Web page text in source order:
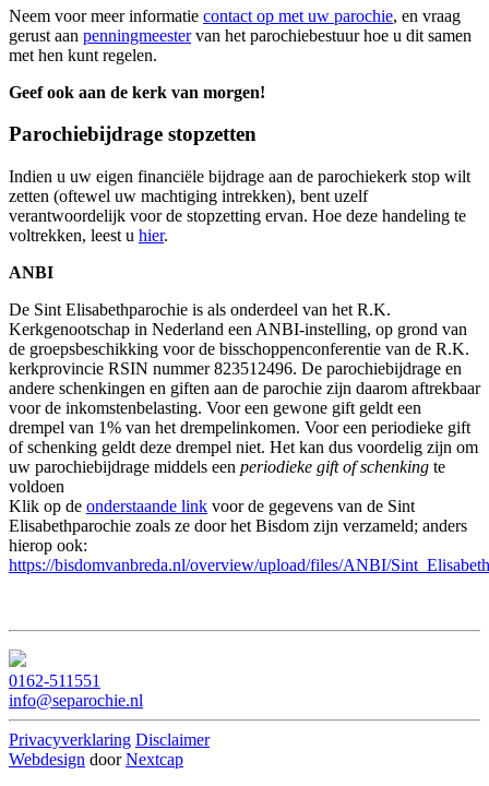
Neem voor meer informatie contact op met uw parochie, en vraag
gerust aan penningmeestervan het parochiebestuur hoe u dit samen
met hen kunt regelen.
Geef ook aan de kerk van morgen!
Parochiebijdrage stopzetten
Indien u uw eigen financiële bijdrage aan de parochiekerk stop wilt
zetten (oftewel uw machtiging intrekken), bent uzelf
verantwoordelijk voor de stopzetting ervan. Hoe deze handeling te
voltrekken, leest u hier.
ANBI
De Sint Elisabethparochie is als onderdeel van het R.K.
Kerkgenootschap in Nederland een ANBI-instelling, op grond van
de groepsbeschikking voor de bisschoppenconferentie van de R.K.
kerkprovincie RSIN nummer 823512496. De parochiebijdrage en
andere schenkingen en giften aan de parochie zijn daarom aftrekbaar
voor de inkomstenbelasting. Voor een gewone gift geldt een
drempel van 1% van het drempelinkomen. Voor een periodieke gift
of schenking geldt deze drempel niet. Het kan dus voordelig zijn om
uw parochiebijdrage middels een periodieke gift of schenking te
voldoen
Klik op de onderstaande link voor de gegevens van de Sint
Elisabethparochie zoals ze door het Bisdom zijn verzameld; anders
hierop ook:
https://bisdomvanbreda.nl/overview/upload/files/ANBI/
0162-511551
info@separochie.nl
Privacyverklaring Disclaimer
Webdesign doorNextcap